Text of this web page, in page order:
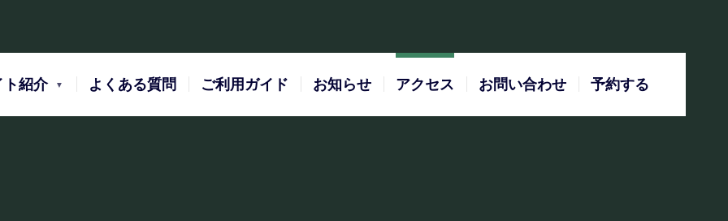
ト紹介 よくある質問 ご利用ガイド お知らせ アクセス お問い合わせ 予約する